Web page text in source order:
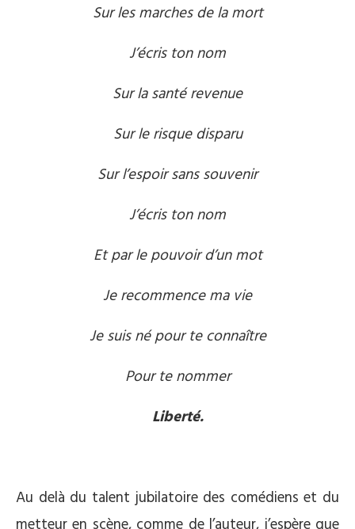
Sur les marches de la mort
J’écris ton nom
Sur la santé revenue
Sur le risque disparu
Sur l’espoir sans souvenir
J’écris ton nom
Et par le pouvoir d’un mot
Je recommence ma vie
Je suis né pour te connaître
Pour te nommer
Liberté.
Au delà du talent jubilatoire des comédiens et du